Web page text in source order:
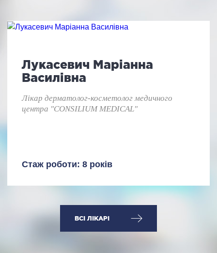
Лукасевич Маріанна
Василівна
Лікар дерматолог-косметолог медичного
центра "CONSILIUM MEDICAL"
Стаж роботи: 8 років
ВСІ ЛІКАРІ